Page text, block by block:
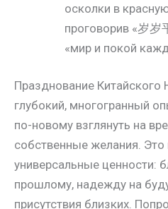
осколки в
проговорив «岁岁
«мир и покой
Празднование Китайского
глубокий, многогранный
по-новому взглянуть на
собственные желания. Это
универсальные ценности:
прошлому, надежду на
присутствия близких.